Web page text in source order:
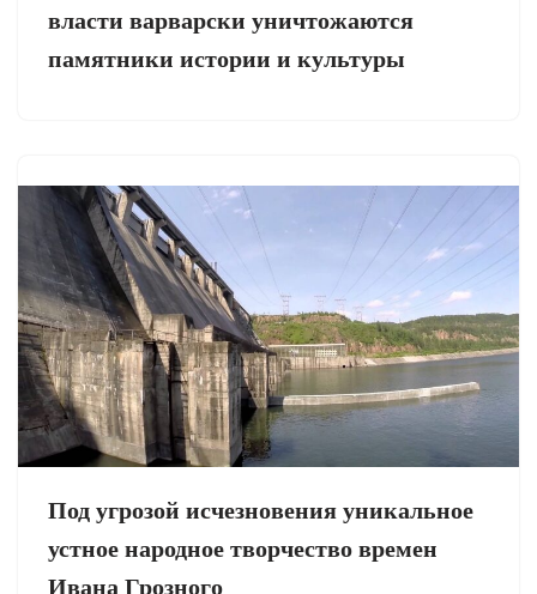
власти варварски уничтожаются
памятники истории и культуры
Под угрозой исчезновения уникальное
устное народное творчество времен
Ивана Грозного